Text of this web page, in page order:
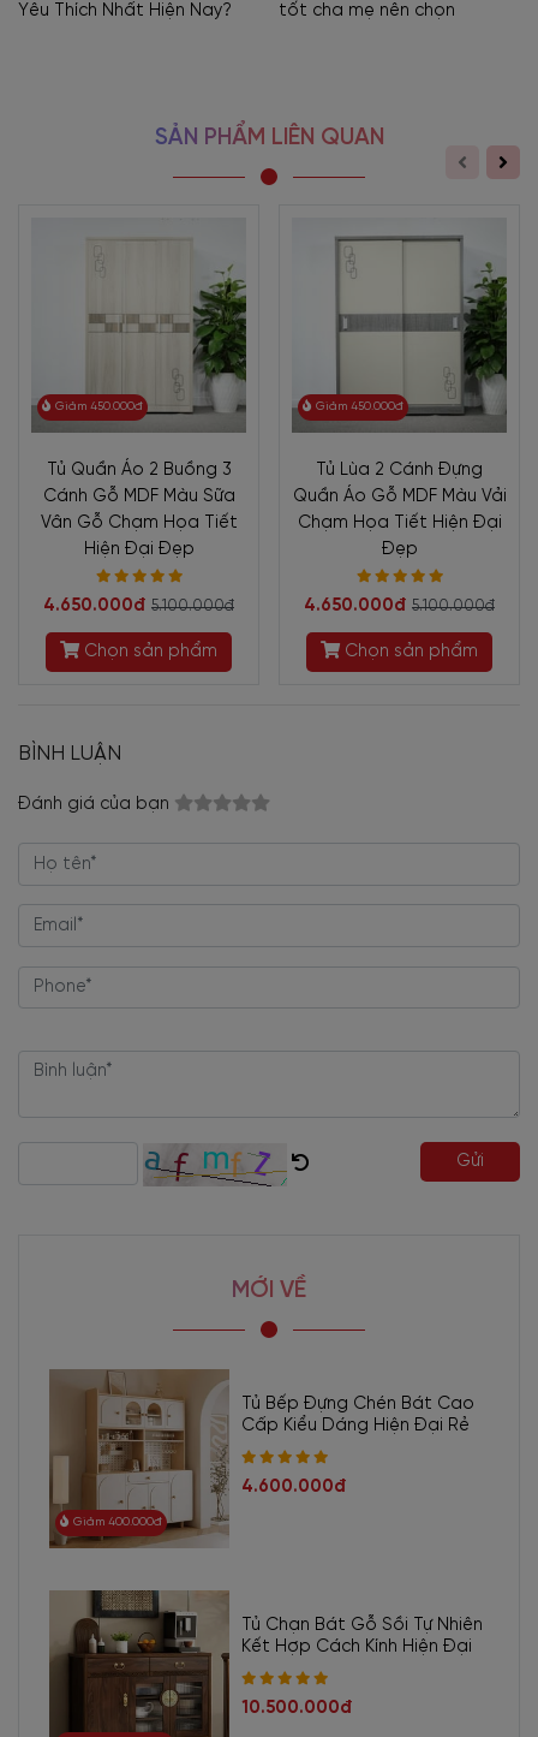
Yêu Thích Nhất Hiện Nay?
tốt cha mẹ nên chọn
SẢN PHẨM LIÊN QUAN
Giảm 450.000đ
Tủ Quần Áo 2 Buồng 3
Cánh Gỗ MDF Màu Sữa
Vân Gỗ Chạm Họa Tiết
Hiện Đại Đẹp
4.650.000đ 5.100.000đ
Chọn sản phẩm
Giảm 450.000đ
Tủ Lùa 2 Cánh Đựng
Quần Áo Gỗ MDF Màu Vải
Chạm Họa Tiết Hiện Đại
Đẹp
4.650.000đ 5.100.000đ
Chọn sản phẩm
BÌNH LUẬN
Đánh giá của bạn
Gửi
MỚI VỀ
Giảm 400.000đ
Tủ Bếp Đựng Chén Bát Cao
Cấp Kiểu Dáng Hiện Đại Rẻ
4.600.000đ
Tủ Chạn Bát Gỗ Sồi Tự Nhiên
Kết Hợp Cách Kính Hiện Đại
10.500.000đ